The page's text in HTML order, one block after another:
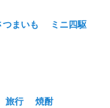
つまいも
ミニ四駆
旅行 焼酎